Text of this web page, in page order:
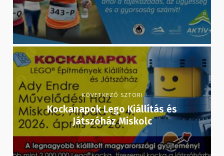
KÖVETKEZŐ SZTORI
Kockanapok Lego Kiállítás és
Játszóház Miskolc